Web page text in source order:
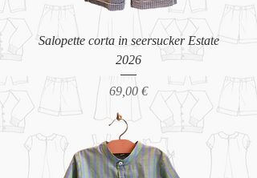
Salopette corta in seersucker Estate
2026
Prezzo
69,00 €